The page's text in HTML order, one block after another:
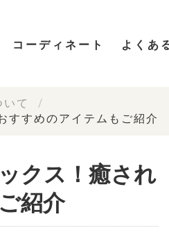
コーディネート よくあ
て
すすめのアイテムもご紹介
クス！癒され
紹介